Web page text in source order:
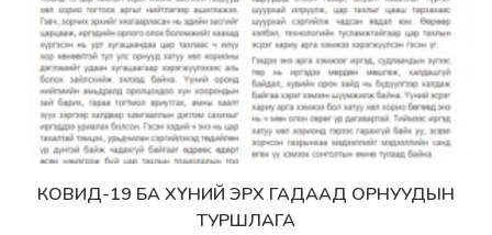
Дэлгэрэнгүй
КОВИД-19 БА ХҮНИЙ ЭРХ ГАДААД ОРНУУДЫН
ТУРШЛАГА